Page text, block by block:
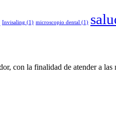
Invisaling (1) microscopio dental (1)
con la finalidad de atender a